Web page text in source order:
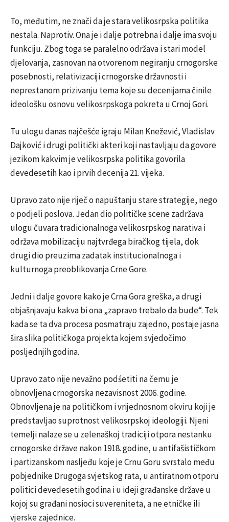
To, međutim, ne znači da je stara velikosrpska politika
nestala. Naprotiv. Ona je i dalje potrebna i dalje ima svoju
funkciju. Zbog toga se paralelno održava i stari model
djelovanja, zasnovan na otvorenom negiranju crnogorske
posebnosti, relativizaciji crnogorske državnosti i
neprestanom prizivanju tema koje su decenijama činile
ideološku osnovu velikosrpskoga pokreta u Crnoj Gori.
Tu ulogu danas najčešće igraju Milan Knežević, Vladislav
Dajković i drugi politički akteri koji nastavljaju da govore
jezikom kakvim je velikosrpska politika govorila
devedesetih kao i prvih decenija 21. vijeka.
Upravo zato nije riječ o napuštanju stare strategije, nego
o podjeli poslova. Jedan dio političke scene zadržava
ulogu čuvara tradicionalnoga velikosrpskog narativa i
održava mobilizaciju najtvrđega biračkog tijela, dok
drugi dio preuzima zadatak institucionalnoga i
kulturnoga preoblikovanja Crne Gore.
Jedni i dalje govore kako je Crna Gora greška, a drugi
objašnjavaju kakva bi ona „zapravo trebalo da bude“. Tek
kada se ta dva procesa posmatraju zajedno, postaje jasna
šira slika političkoga projekta kojem svjedočimo
posljednjih godina.
Upravo zato nije nevažno podśetiti na čemu je
obnovljena crnogorska nezavisnost 2006. godine.
Obnovljena je na političkom i vrijednosnom okviru koji je
predstavljao suprotnost velikosrpskoj ideologiji. Njeni
temelji nalaze se u zelenaškoj tradiciji otpora nestanku
crnogorske države nakon 1918. godine, u antifašističkom
i partizanskom nasljeđu koje je Crnu Goru svrstalo među
pobjednike Drugoga svjetskog rata, u antiratnom otporu
politici devedesetih godina i u ideji građanske države u
kojoj su građani nosioci suvereniteta, a ne etničke ili
vjerske zajednice.